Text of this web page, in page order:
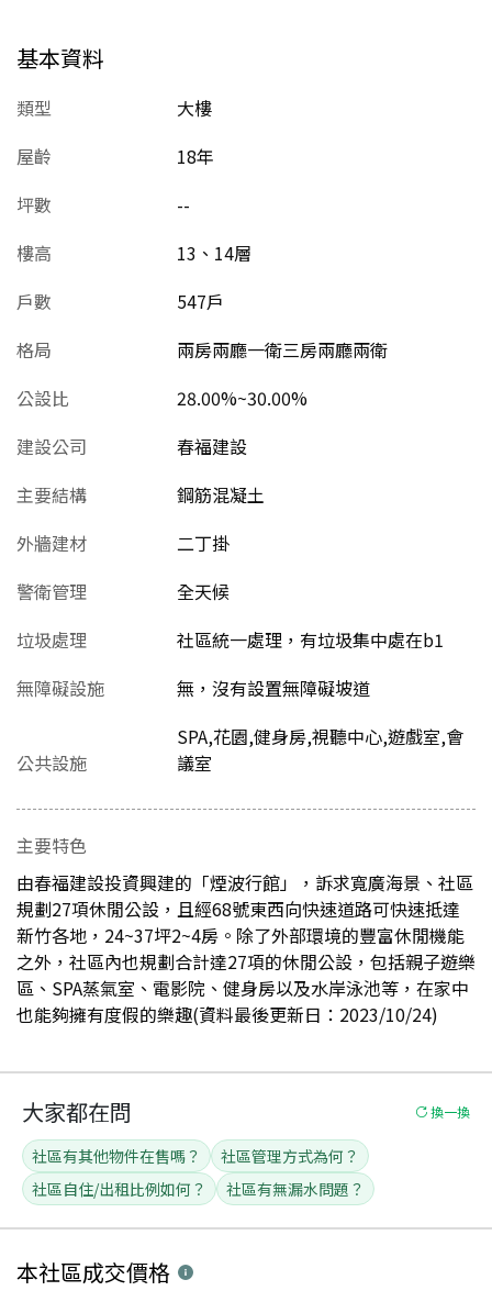
基本資料
類型
大樓
屋齡
18年
坪數
--
樓高
13、14層
戶數
547戶
格局
兩房兩廳一衛三房兩廳兩衛
公設比
28.00%~30.00%
建設公司
春福建設
主要結構
鋼筋混凝土
外牆建材
二丁掛
警衛管理
全天候
垃圾處理
社區統一處理，有垃圾集中處在b1
無障礙設施
無，沒有設置無障礙坡道
公共設施
SPA,花園,健身房,視聽中心,遊戲室,會
議室
主要特色
由春福建設投資興建的「煙波行館」，訴求寬廣海景、社區
規劃27項休閒公設，且經68號東西向快速道路可快速抵達
新竹各地，24~37坪2~4房。除了外部環境的豐富休閒機能
之外，社區內也規劃合計達27項的休閒公設，包括親子遊樂
區、SPA蒸氣室、電影院、健身房以及水岸泳池等，在家中
也能夠擁有度假的樂趣(資料最後更新日：2023/10/24)
大家都在問 換一換
社區有其他物件在售嗎？
社區管理方式為何？
社區自住/出租比例如何？
社區有無漏水問題？
本社區成交價格